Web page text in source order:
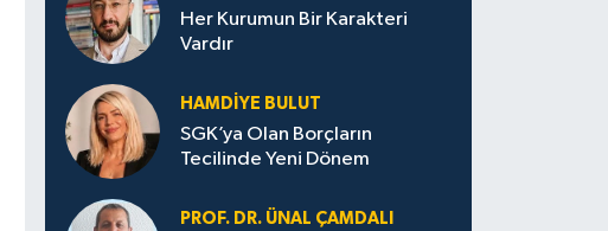
Her Kurumun Bir Karakteri
Vardır
HAMDIYE BULUT
SGK’ya Olan Borçların
Tecilinde Yeni Dönem
PROF. DR. ÜNAL ÇAMDALI